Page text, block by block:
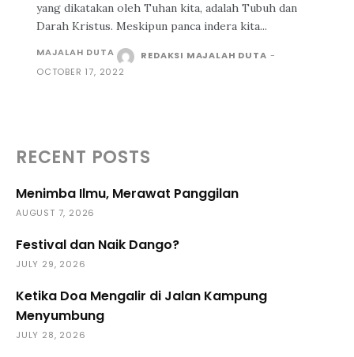
yang dikatakan oleh Tuhan kita, adalah Tubuh dan
Darah Kristus. Meskipun panca indera kita...
MAJALAH DUTA REDAKSI MAJALAH DUTA -
OCTOBER 17, 2022
RECENT POSTS
Menimba Ilmu, Merawat Panggilan
AUGUST 7, 2026
Festival dan Naik Dango?
JULY 29, 2026
Ketika Doa Mengalir di Jalan Kampung
Menyumbung
JULY 28, 2026